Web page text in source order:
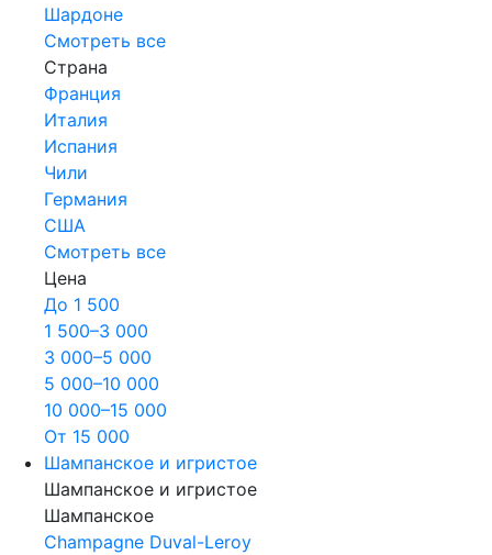
Шардоне
Смотреть все
Страна
Франция
Италия
Испания
Чили
Германия
США
Смотреть все
Цена
До 1 500
1 500–3 000
3 000–5 000
5 000–10 000
10 000–15 000
От 15 000
Шампанское и игристое
Шампанское и игристое
Шампанское
Champagne Duval-Leroy